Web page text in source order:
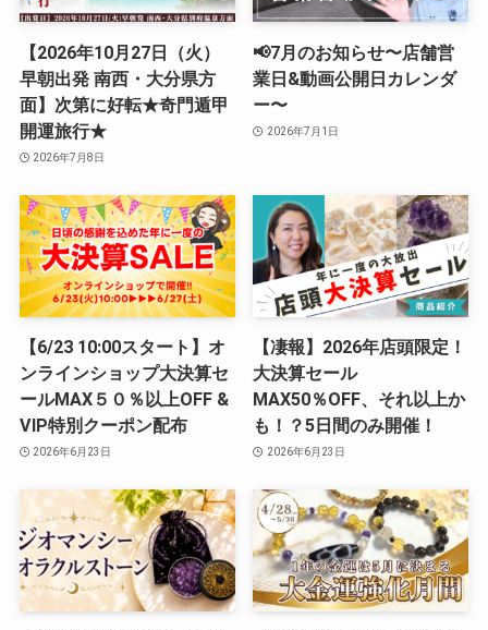
【2026年10月27日（火）
早朝出発 南西・大分県方
面】次第に好転★奇門遁甲
開運旅行★
2026年7月8日
📢7月のお知らせ〜店舗営
業日&動画公開日カレンダ
ー〜
2026年7月1日
【6/23 10:00スタート】オ
ンラインショップ大決算セ
ールMAX５０％以上OFF &
VIP特別クーポン配布
2026年6月23日
【凄報】2026年店頭限定！
大決算セール
MAX50％OFF、それ以上か
も！？5日間のみ開催！
2026年6月23日